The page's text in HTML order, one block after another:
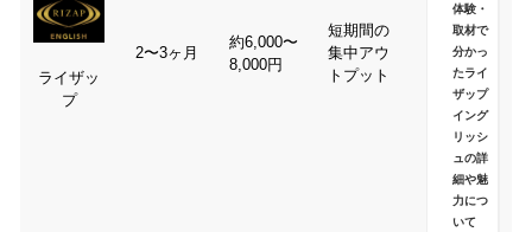
ライザッ
プ
2〜3ヶ月
約6,000〜
8,000円
短期間の
集中アウ
トプット
体験・
取材で
分かっ
たライ
ザップ
イング
リッシ
ュの詳
細や魅
力につ
いて